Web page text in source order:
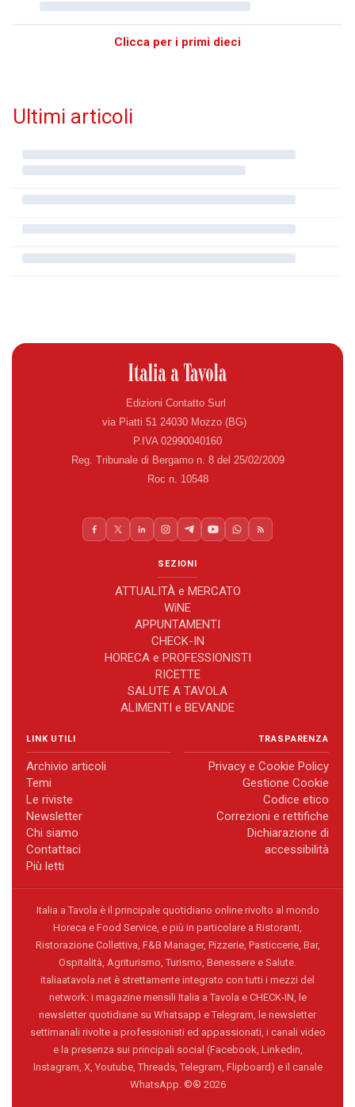
Clicca per i primi dieci
Ultimi articoli
Edizioni Contatto Surl
via Piatti 51 24030 Mozzo (BG)
P.IVA 02990040160
Reg. Tribunale di Bergamo n. 8 del 25/02/2009
Roc n. 10548
SEZIONI
ATTUALITÀ e MERCATO
WiNE
APPUNTAMENTI
CHECK-IN
HORECA e PROFESSIONISTI
RICETTE
SALUTE A TAVOLA
ALIMENTI e BEVANDE
LINK UTILI
Archivio articoli
Temi
Le riviste
Newsletter
Chi siamo
Contattaci
Più letti
TRASPARENZA
Privacy e Cookie Policy
Gestione Cookie
Codice etico
Correzioni e rettifiche
Dichiarazione di
accessibilità
Italia a Tavola è il principale quotidiano online rivolto al mondo
Horeca e Food Service, e più in particolare a Ristoranti,
Ristorazione Collettiva, F&B Manager, Pizzerie, Pasticcerie, Bar,
Ospitalità, Agriturismo, Turismo, Benessere e Salute.
italiaatavola.net è strettamente integrato con tutti i mezzi del
network: i magazine mensili Italia a Tavola e CHECK-IN, le
newsletter quotidiane su Whatsapp e Telegram, le newsletter
settimanali rivolte a professionisti ed appassionati, i canali video
e la presenza sui principali social (Facebook, Linkedin,
Instagram, X, Youtube, Threads, Telegram, Flipboard) e il canale
WhatsApp. ©® 2026